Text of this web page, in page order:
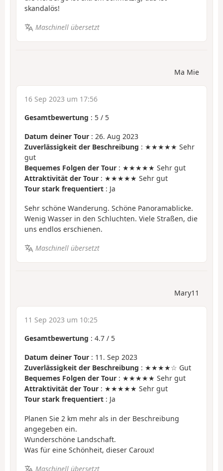
skandalös!
Maschinell übersetzt
Ma Mie
16 Sep 2023 um 17:56
Gesamtbewertung : 5 / 5
Datum deiner Tour : 26. Aug 2023
Zuverlässigkeit der Beschreibung : ★★★★★ Sehr
gut
Bequemes Folgen der Tour : ★★★★★ Sehr gut
Attraktivität der Tour : ★★★★★ Sehr gut
Tour stark frequentiert : Ja
Sehr schöne Wanderung. Schöne Panoramablicke.
Wenig Wasser in den Schluchten. Viele Straßen, die
uns endlos erschienen.
Maschinell übersetzt
Mary11
11 Sep 2023 um 10:25
Gesamtbewertung : 4.7 / 5
Datum deiner Tour : 11. Sep 2023
Zuverlässigkeit der Beschreibung : ★★★★☆ Gut
Bequemes Folgen der Tour : ★★★★★ Sehr gut
Attraktivität der Tour : ★★★★★ Sehr gut
Tour stark frequentiert : Ja
Planen Sie 2 km mehr als in der Beschreibung
angegeben ein.
Wunderschöne Landschaft.
Was für eine Schönheit, dieser Caroux!
Maschinell übersetzt